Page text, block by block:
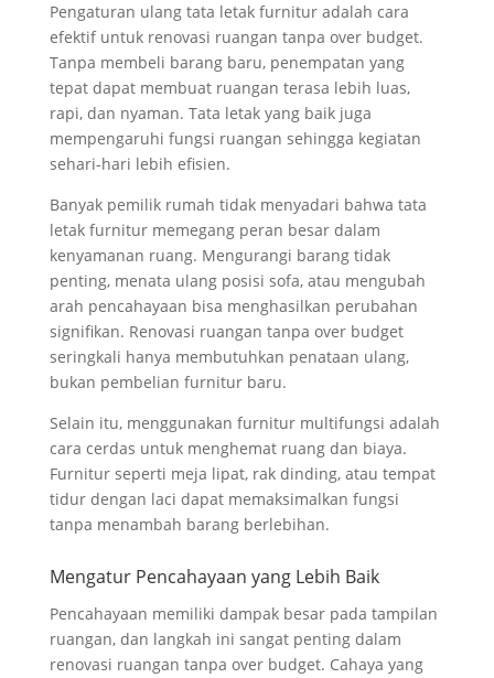
Pengaturan ulang tata letak furnitur adalah cara
efektif untuk renovasi ruangan tanpa over budget.
Tanpa membeli barang baru, penempatan yang
tepat dapat membuat ruangan terasa lebih luas,
rapi, dan nyaman. Tata letak yang baik juga
mempengaruhi fungsi ruangan sehingga kegiatan
sehari-hari lebih efisien.
Banyak pemilik rumah tidak menyadari bahwa tata
letak furnitur memegang peran besar dalam
kenyamanan ruang. Mengurangi barang tidak
penting, menata ulang posisi sofa, atau mengubah
arah pencahayaan bisa menghasilkan perubahan
signifikan. Renovasi ruangan tanpa over budget
seringkali hanya membutuhkan penataan ulang,
bukan pembelian furnitur baru.
Selain itu, menggunakan furnitur multifungsi adalah
cara cerdas untuk menghemat ruang dan biaya.
Furnitur seperti meja lipat, rak dinding, atau tempat
tidur dengan laci dapat memaksimalkan fungsi
tanpa menambah barang berlebihan.
Mengatur Pencahayaan yang Lebih Baik
Pencahayaan memiliki dampak besar pada tampilan
ruangan, dan langkah ini sangat penting dalam
renovasi ruangan tanpa over budget. Cahaya yang